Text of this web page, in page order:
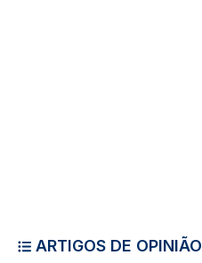
ARTIGOS DE OPINIÃO